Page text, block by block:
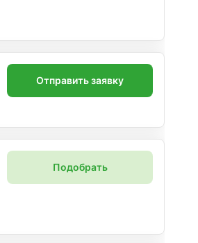
Отправить заявку
Подобрать